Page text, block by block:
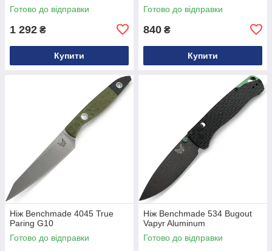
Готово до відправки
1 292 ₴
Купити
Готово до відправки
840 ₴
Купити
Ніж Benchmade 4045 True
Paring G10
Готово до відправки
Ніж Benchmade 534 Bugout
Vapyr Aluminum
Готово до відправки